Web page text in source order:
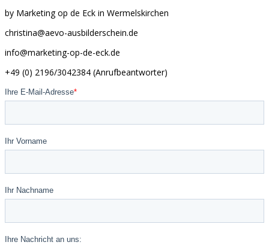
by Marketing op de Eck in Wermelskirchen
christina@aevo-ausbilderschein.de
info@marketing-op-de-eck.de
+49 (0) 2196/3042384 (Anrufbeantworter)